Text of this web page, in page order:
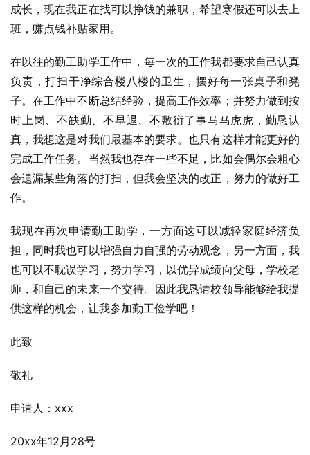
成长，现在我正在找可以挣钱的兼职，希望寒假还可以去上
班，赚点钱补贴家用。
在以往的勤工助学工作中，每一次的工作我都要求自己认真
负责，打扫干净综合楼八楼的卫生，摆好每一张桌子和凳
子。在工作中不断总结经验，提高工作效率；并努力做到按
时上岗、不缺勤、不早退、不敷衍了事马马虎虎，勤恳认
真，我想这是对我们最基本的要求。也只有这样才能更好的
完成工作任务。当然我也存在一些不足，比如会偶尔会粗心
会遗漏某些角落的打扫，但我会坚决的改正，努力的做好工
作。
我现在再次申请勤工助学，一方面这可以减轻家庭经济负
担，同时我也可以增强自力自强的劳动观念，另一方面，我
也可以不耽误学习，努力学习，以优异成绩向父母，学校老
师，和自己的未来一个交待。因此我恳请校领导能够给我提
供这样的机会，让我参加勤工俭学吧！
此致
敬礼
申请人：xxx
20xx年12月28号